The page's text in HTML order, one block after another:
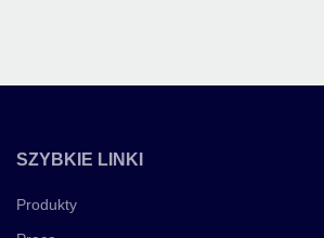
SZYBKIE LINKI
Produkty